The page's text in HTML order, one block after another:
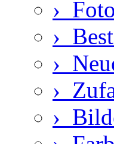
›
›
›
›
›